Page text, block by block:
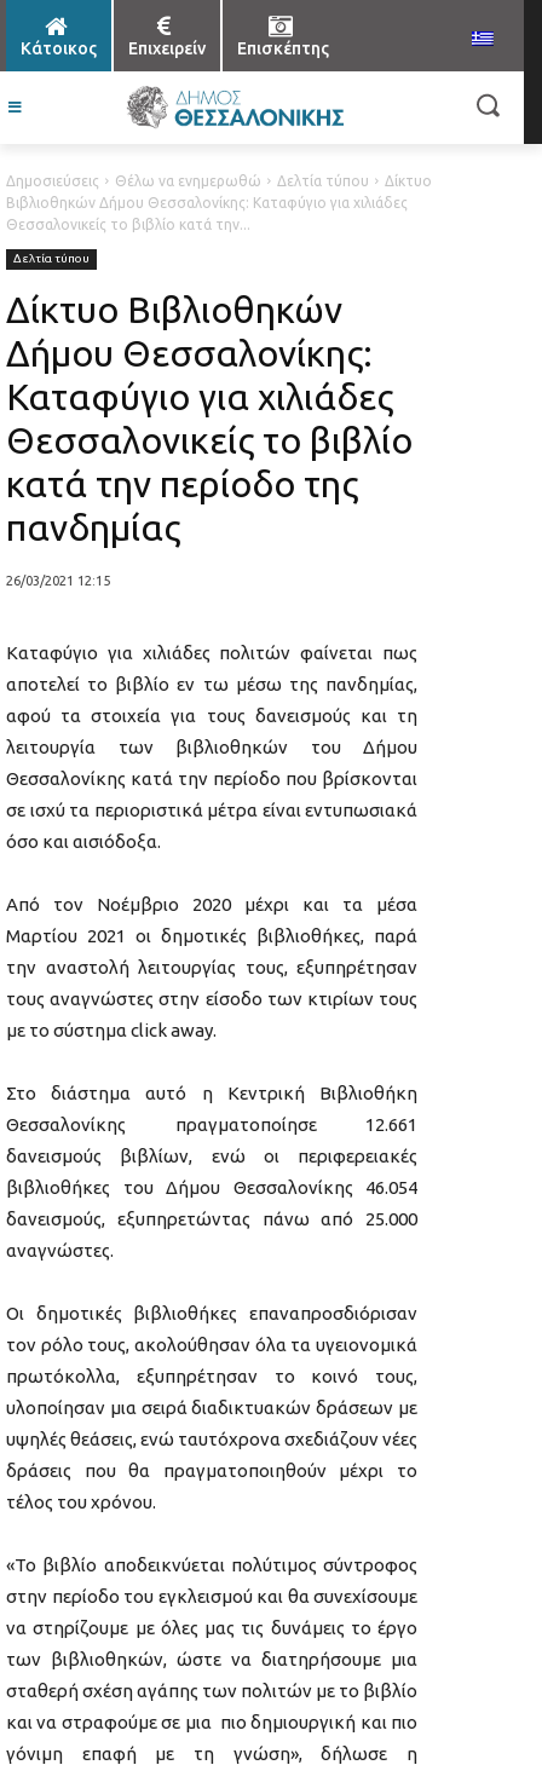
Κάτοικος Επιχειρείν Επισκέπτης
Δημοσιεύσεις Θέλω να ενημερωθώ Δελτία τύπου
Δίκτυο
Βιβλιοθηκών Δήμου Θεσσαλονίκης: Καταφύγιο για χιλιάδες
Θεσσαλονικείς το βιβλίο κατά την...
Δελτία τύπου
Δίκτυο Βιβλιοθηκών
Δήμου Θεσσαλονίκης:
Καταφύγιο για χιλιάδες
Θεσσαλονικείς το βιβλίο
κατά την περίοδο της
πανδημίας
26/03/2021 12:15
Καταφύγιο για χιλιάδες πολιτών φαίνεται πως
αποτελεί το βιβλίο εν τω μέσω της πανδημίας,
αφού τα στοιχεία για τους δανεισμούς και τη
λειτουργία των βιβλιοθηκών του Δήμου
Θεσσαλονίκης κατά την περίοδο που βρίσκονται
σε ισχύ τα περιοριστικά μέτρα είναι εντυπωσιακά
όσο και αισιόδοξα.
Από τον Νοέμβριο 2020 μέχρι και τα μέσα
Μαρτίου 2021 οι δημοτικές βιβλιοθήκες, παρά
την αναστολή λειτουργίας τους, εξυπηρέτησαν
τους αναγνώστες στην είσοδο των κτιρίων τους
με το σύστημα click away.
Στο διάστημα αυτό η Κεντρική Βιβλιοθήκη
Θεσσαλονίκης πραγματοποίησε 12.661
δανεισμούς βιβλίων, ενώ οι περιφερειακές
βιβλιοθήκες του Δήμου Θεσσαλονίκης 46.054
δανεισμούς, εξυπηρετώντας πάνω από 25.000
αναγνώστες.
Οι δημοτικές βιβλιοθήκες επαναπροσδιόρισαν
τον ρόλο τους, ακολούθησαν όλα τα υγειονομικά
πρωτόκολλα, εξυπηρέτησαν το κοινό τους,
υλοποίησαν μια σειρά διαδικτυακών δράσεων με
υψηλές θεάσεις, ενώ ταυτόχρονα σχεδιάζουν νέες
δράσεις που θα πραγματοποιηθούν μέχρι το
τέλος του χρόνου.
«Το βιβλίο αποδεικνύεται πολύτιμος σύντροφος
στην περίοδο του εγκλεισμού και θα συνεχίσουμε
να στηρίζουμε με όλες μας τις δυνάμεις το έργο
των βιβλιοθηκών, ώστε να διατηρήσουμε μια
σταθερή σχέση αγάπης των πολιτών με το βιβλίο
και να στραφούμε σε μια πιο δημιουργική και πιο
γόνιμη επαφή με τη γνώση», δήλωσε η